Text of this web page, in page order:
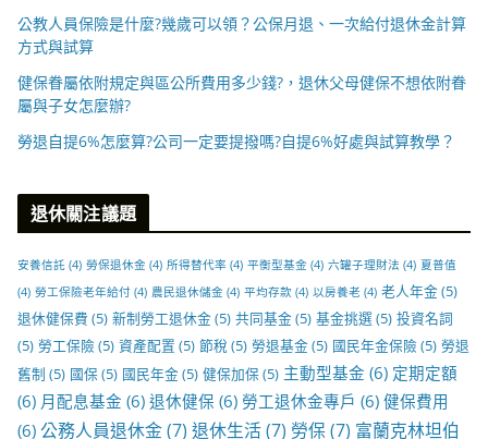
公教人員保險是什麼?幾歲可以領？公保月退、一次給付退休金計算
方式與試算
健保眷屬依附規定與區公所費用多少錢?，退休父母健保不想依附眷
屬與子女怎麼辦?
勞退自提6%怎麼算?公司一定要提撥嗎?自提6%好處與試算教學？
退休關注議題
安養信託 (4) 勞保退休金 (4) 所得替代率 (4) 平衡型基金 (4) 六罐子理財法 (4) 夏普值
(4) 勞工保險老年給付 (4) 農民退休儲金 (4) 平均存款 (4) 以房養老 (4) 老人年金(5)
退休健保費 (5) 新制勞工退休金(5) 共同基金(5) 基金挑選 (5) 投資名詞
(5) 勞工保險 (5) 資產配置 (5) 節稅 (5) 勞退基金(5) 國民年金保險 (5) 勞退
舊制 (5) 國保(5) 國民年金(5) 健保加保(5) 主動型基金 (6) 定期定額
(6) 月配息基金 (6) 退休健保 (6) 勞工退休金專戶 (6) 健保費用
(6) 公務人員退休金(7) 退休生活(7) 勞保(7) 富蘭克林坦伯